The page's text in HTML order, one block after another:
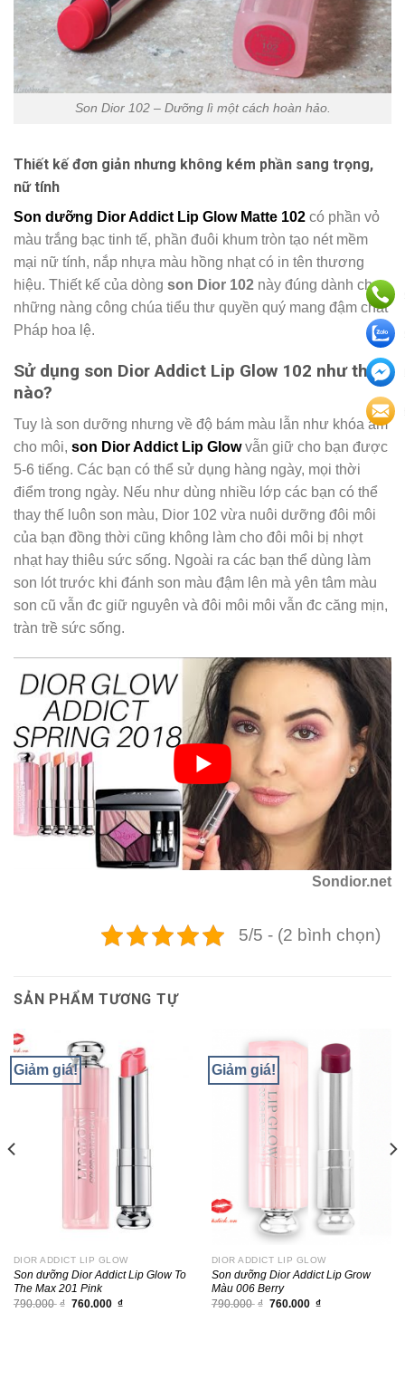
Son Dior 102 – Dưỡng lì một cách hoàn hảo.
Thiết kế đơn giản nhưng không kém phần sang trọng,
nữ tính
Son dưỡng Dior Addict Lip Glow Matte 102 có phần vỏ
màu trắng bạc tinh tế, phần đuôi khum tròn tạo nét mềm
mại nữ tính, nắp nhựa màu hồng nhạt có in tên thương
hiệu. Thiết kế của dòng son Dior 102 này đúng dành cho
những nàng công chúa tiểu thư quyền quý mang đậm chất
Pháp hoa lệ.
Sử dụng son Dior Addict Lip Glow 102 như thế
nào?
Tuy là son dưỡng nhưng về độ bám màu lẫn như khóa ẩm
cho môi, son Dior Addict Lip Glow vẫn giữ cho bạn được
5-6 tiếng. Các bạn có thể sử dụng hàng ngày, mọi thời
điểm trong ngày. Nếu như dùng nhiều lớp các bạn có thể
thay thế luôn son màu, Dior 102 vừa nuôi dưỡng đôi môi
của bạn đồng thời cũng không làm cho đôi môi bị nhợt
nhạt hay thiêu sức sống. Ngoài ra các bạn thể dùng làm
son lót trước khi đánh son màu đậm lên mà yên tâm màu
son cũ vẫn đc giữ nguyên và đôi môi môi vẫn đc căng mịn,
tràn trề sức sống.
Sondior.net
5/5 - (2 bình chọn)
SẢN PHẨM TƯƠNG TỰ
Giảm giá!
DIOR ADDICT LIP GLOW
Son dưỡng Dior Addict Lip Glow To
The Max 201 Pink
790.000 ₫ Giá
760.000 ₫Giá
Giảm giá!
DIOR ADDICT LIP GLOW
Son dưỡng Dior Addict Lip Grow
Màu 006 Berry
790.000 ₫ Giá
760.000 ₫Giá